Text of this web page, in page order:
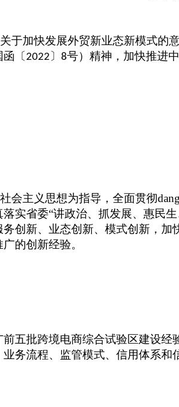
于加快发展外贸新业态新模式的
函〔2022〕 8号）精神，加快推进
会主义思想为指导，全面贯彻
落实省委“讲政治、抓发展、惠民
创新、业态创新、模式创新，
的创新经验。
五批跨境电商综合试验区建设
务流程、监管模式、信用体系